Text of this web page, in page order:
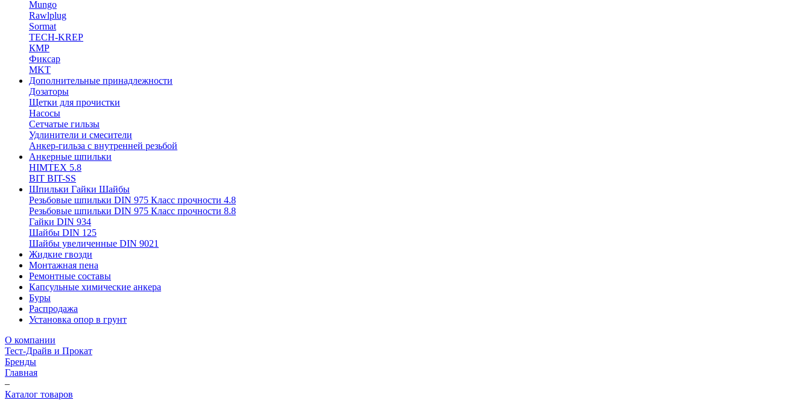
Mungo
Rawlplug
Sormat
TECH-KREP
КМР
Фиксар
MKT
Дополнительные принадлежности
Дозаторы
Щетки для прочистки
Насосы
Сетчатые гильзы
Удлинители и смесители
Анкер-гильза с внутренней резьбой
Анкерные шпильки
HIMTEX 5.8
BIT BIT-SS
Шпильки Гайки Шайбы
Резьбовые шпильки DIN 975 Класс прочности 4.8
Резьбовые шпильки DIN 975 Класс прочности 8.8
Гайки DIN 934
Шайбы DIN 125
Шайбы увеличенные DIN 9021
Жидкие гвозди
Монтажная пена
Ремонтные составы
Капсульные химические анкера
Буры
Распродажа
Установка опор в грунт
О компании
Тест-Драйв и Прокат
Бренды
Главная
–
Каталог товаров